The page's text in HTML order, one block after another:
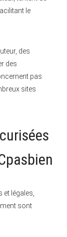
le
des
des
pas
sites
et légales,
sont